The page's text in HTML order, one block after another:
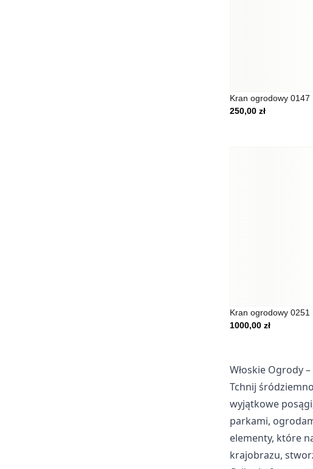
Kran ogrodowy 0147
250,00 zł
Kran ogrodowy 0251
1000,00 zł
Włoskie Ogrody
Tchnij
wyjątkowe
parkami,
elementy, które
krajobrazu,
zachowują się na stronie,